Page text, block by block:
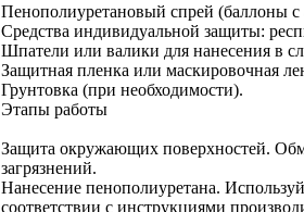
Пенополиуретановый спрей (баллоны с
Средства индивидуальной защиты:
Шпатели или валики для нанесения в
Защитная пленка или маскировочная
Грунтовка (при необходимости).
Этапы работы
Защита окружающих поверхностей.
загрязнений.
Нанесение пенополиуретана.
соответствии с инструкциями